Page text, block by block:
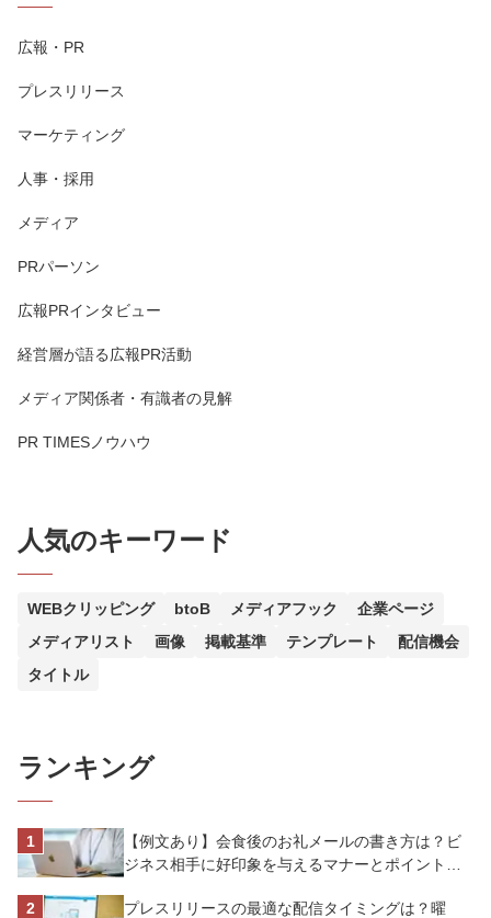
広報・PR
プレスリリース
マーケティング
人事・採用
メディア
PRパーソン
広報PRインタビュー
経営層が語る広報PR活動
メディア関係者・有識者の見解
PR TIMESノウハウ
人気のキーワード
WEBクリッピング btoB メディアフック
企業ページ
メディアリスト
画像 掲載基準 テンプレート
配信機会
タイトル
ランキング
【例文あり】会食後のお礼メールの書き方は？ビ
ジネス相手に好印象を与えるマナーとポイントを
プレスリリースの最適な配信タイミングは？曜